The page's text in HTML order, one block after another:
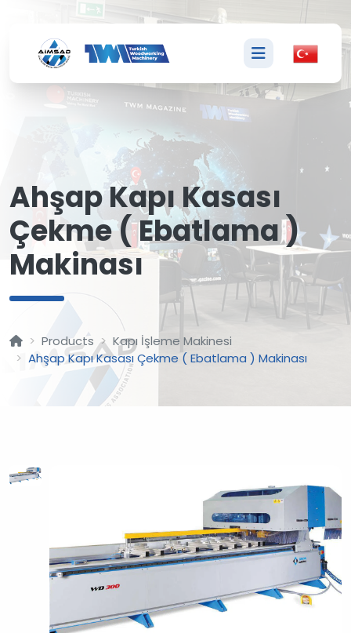
Ahşap Kapı Kasası
Çekme ( Ebatlama )
Makinası
Products
Kapı İşleme Makinesi
Ahşap Kapı Kasası Çekme ( Ebatlama ) Makinası
>